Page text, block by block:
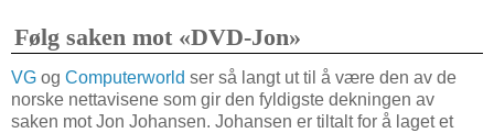
Følg saken mot «DVD-Jon»
VG og Computerworld ser så langt ut til å være den av de
norske nettavisene som gir den fyldigste dekningen av
saken mot Jon Johansen. Johansen er tiltalt for å laget et